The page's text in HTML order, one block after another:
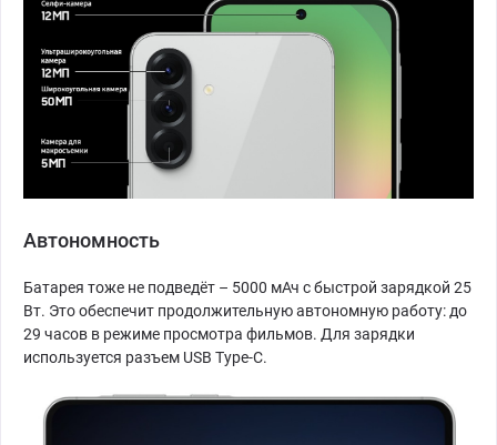
Автономность
Батарея тоже не подведёт – 5000 мАч с быстрой зарядкой 25
Вт. Это обеспечит продолжительную автономную работу: до
29 часов в режиме просмотра фильмов. Для зарядки
используется разъем USB Type-C.